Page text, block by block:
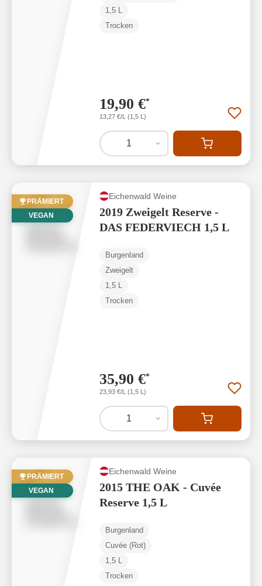
1,5 L
Trocken
19,90 €*
13,27 €/L (1,5 L)
1
PRÄMIERT
VEGAN
Eichenwald Weine
2019 Zweigelt Reserve -
DAS FEDERVIECH 1,5 L
Burgenland
Zweigelt
1,5 L
Trocken
35,90 €*
23,93 €/L (1,5 L)
1
PRÄMIERT
VEGAN
Eichenwald Weine
2015 THE OAK - Cuvée
Reserve 1,5 L
Burgenland
Cuvée (Rot)
1,5 L
Trocken